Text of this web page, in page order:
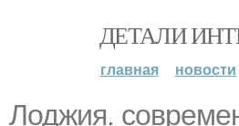
ДЕТАЛИ
главная новости
Лоджия.